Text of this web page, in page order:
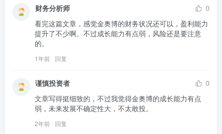
财务分析师
0
看完这篇文章，感觉金奥博的财务状况还可以，盈利能力
提升了不少啊。不过成长能力有点弱，风险还是要注意
的。
1年前 回复
谨慎投资者
0
文章写得挺细致的，不过我觉得金奥博的成长能力有点
弱，未来发展不确定性大，不太敢投。
2年前 回复